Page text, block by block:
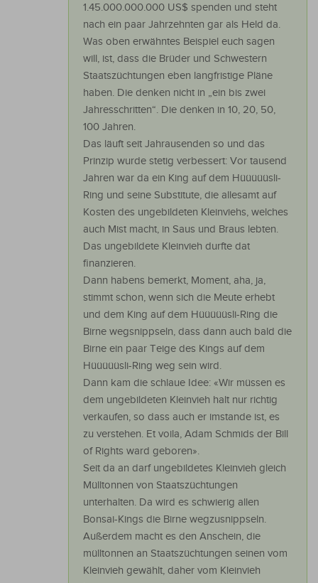
1.45.000.000.000 US$ spenden und steht
nach ein paar Jahrzehnten gar als Held da.
Was oben erwähntes Beispiel euch sagen
will, ist, dass die Brüder und Schwestern
Staatszüchtungen eben langfristige Pläne
haben. Die denken nicht in „ein bis zwei
Jahresschritten“. Die denken in 10, 20, 50,
100 Jahren.
Das läuft seit Jahrausenden so und das
Prinzip wurde stetig verbessert: Vor tausend
Jahren war da ein King auf dem Hüüüüüsli-
Ring und seine Substitute, die allesamt auf
Kosten des ungebildeten Kleinviehs, welches
auch Mist macht, in Saus und Braus lebten.
Das ungebildete Kleinvieh durfte dat
finanzieren.
Dann habens bemerkt, Moment, aha, ja,
stimmt schon, wenn sich die Meute erhebt
und dem King auf dem Hüüüüüsli-Ring die
Birne wegsnippseln, dass dann auch bald die
Birne ein paar Teige des Kings auf dem
Hüüüüüsli-Ring weg sein wird.
Dann kam die schlaue Idee: «Wir müssen es
dem ungebildeten Kleinvieh halt nur richtig
verkaufen, so dass auch er imstande ist, es
zu verstehen. Et voila, Adam Schmids der Bill
of Rights ward geboren».
Seit da an darf ungebildetes Kleinvieh gleich
Mülltonnen von Staatszüchtungen
unterhalten. Da wird es schwierig allen
Bonsai-Kings die Birne wegzusnippseln.
Außerdem macht es den Anschein, die
mülltonnen an Staatszüchtungen seinen vom
Kleinvieh gewählt, daher vom Kleinvieh